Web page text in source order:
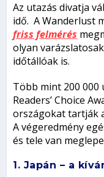
Az utazás divatja
idő. A Wanderlust
friss felmérés
olyan
időtállóak is.
Több mint 200 000
Readers’ Choice
országokat tartják
A végeredmény
és tele van
1. Japán – a